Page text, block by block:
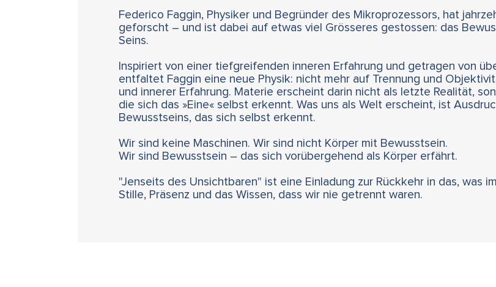
Federico Faggin, Physiker und Begründer des Mikroprozessors, hat
geforscht – und ist dabei auf etwas viel Grösseres gestossen: das
Seins.
Inspiriert von einer tiefgreifenden inneren Erfahrung und getragen von
entfaltet Faggin eine neue Physik: nicht mehr auf Trennung und
und innerer Erfahrung. Materie erscheint darin nicht als letzte Realität,
die sich das »Eine« selbst erkennt. Was uns als Welt erscheint, ist
Bewusstseins, das sich selbst erkennt.
Wir sind keine Maschinen. Wir sind nicht Körper mit Bewusstsein.
Wir sind Bewusstsein – das sich vorübergehend als Körper erfährt.
"Jenseits des Unsichtbaren" ist eine Einladung zur Rückkehr in das, was
Stille, Präsenz und das Wissen, dass wir nie getrennt waren.